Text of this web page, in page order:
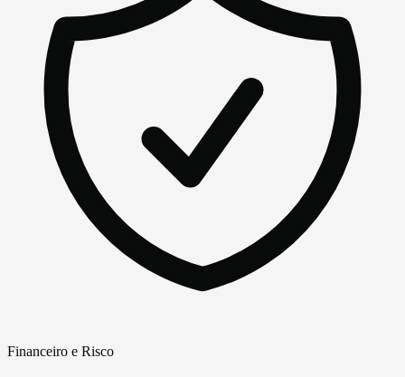
Financeiro e Risco